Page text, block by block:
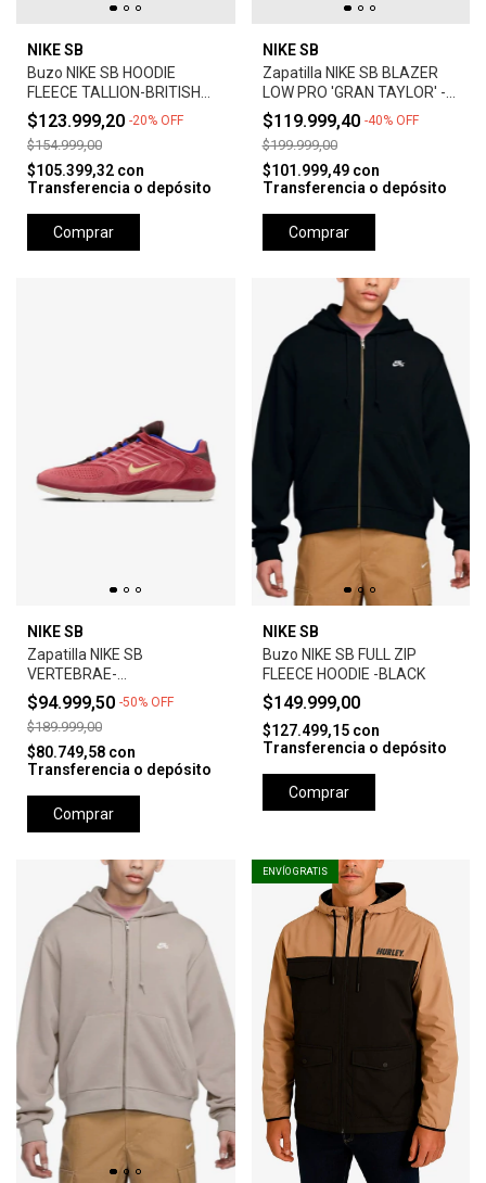
NIKE SB
Buzo NIKE SB HOODIE
FLEECE TALLION-BRITISH
TAN
$123.999,20 -20% OFF
$154.999,00
$105.399,32 con
Transferencia o depósito
Comprar
NIKE SB
Zapatilla NIKE SB BLAZER
LOW PRO 'GRAN TAYLOR' -
SUMMIT WHITE
$119.999,40 -40% OFF
$199.999,00
$101.999,49 con
Transferencia o depósito
Comprar
NIKE SB
Zapatilla NIKE SB
VERTEBRAE-
ADOBE/EARTH/NOBLE
RED/MELON TINT
$94.999,50 -50% OFF
$189.999,00
$80.749,58 con
Transferencia o depósito
Comprar
NIKE SB
Buzo NIKE SB FULL ZIP
FLEECE HOODIE -BLACK
$149.999,00
$127.499,15 con
Transferencia o depósito
Comprar
ENVÍO GRATIS